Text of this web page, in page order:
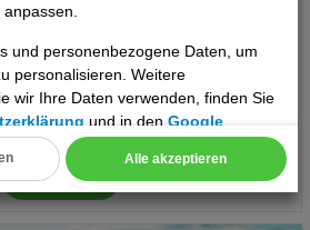
und personenbezogene Daten, um
personalisieren. Weitere
wir Ihre Daten verwenden, finden Sie
und in denGoogle
Alle akzeptieren
Ort:Sabadell
Frühstück
inkl. Zug zum Flug
ab 696 €
pro Person
Termine